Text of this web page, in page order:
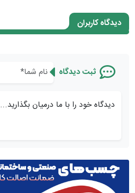
دیدگاه کاربران
ثبت دیدگاه
دیدگاه خود را با ما درمیان بگذارید...